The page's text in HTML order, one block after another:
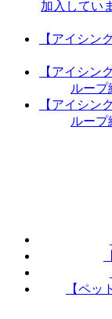
加入してい
【アイシン
【アイシン
ループ
【アイシン
ルー
【ペッ